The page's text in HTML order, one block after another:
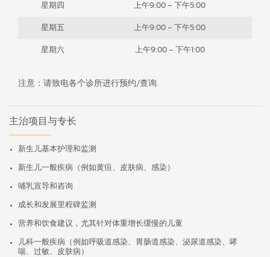
星期四 上午9:00 – 下午5:00
星期五 上午9:00 – 下午5:00
星期六 上午9:00 – 下午1:00
注意：请致电各个诊所进行预约/查询.
主治项目与专长
新生儿基本护理和监测
新生儿一般疾病（例如黄疸、皮肤病、感染）
哺乳宣导和咨询
成长和发展里程碑监测
营养和饮食建议，尤其针对体重增长缓慢的儿童
儿科一般疾病（例如呼吸道感染、胃肠道感染、泌尿道感染、哮
喘、过敏、皮肤病）